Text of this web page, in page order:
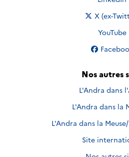
Nous
X (ex-
Nous
YouTube
Nous
Nos autres
L'Andra dans
L'Andra dans la
L'Andra dans la
Site